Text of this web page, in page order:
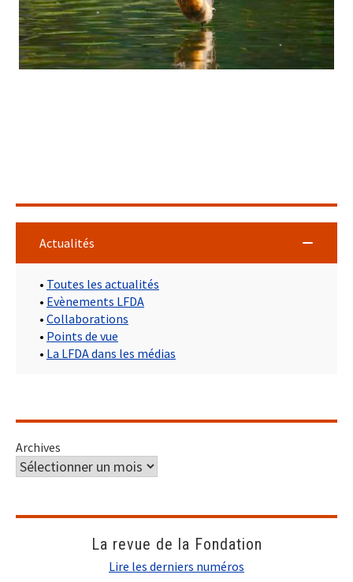
Actualités
• Toutes les actualités
• Evènements LFDA
• Collaborations
• Points de vue
• La LFDA dans les médias
Archives
La revue de la Fondation
Lire les derniers numéros